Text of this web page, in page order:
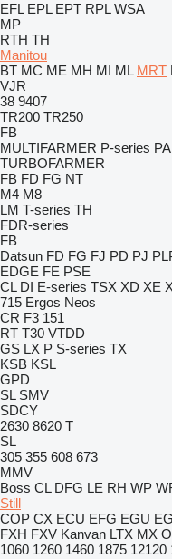
EFL EPL EPT RPL WSA
MP
RTH TH
Manitou
BT MC ME MH MI ML MRT
VJR
38 9407
TR200 TR250
FB
MULTIFARMER P-series
TURBOFARMER
FB FD FG NT
M4 M8
LM T-series TH
FDR-series
FB
Datsun FD FG FJ PD PJ
EDGE FE PSE
CL DI E-series TSX XD XE
715 Ergos Neos
CR F3 151
RT T30 VTDD
GS LX P S-series TX
KSB KSL
GPD
SL SMV
SDCY
2630 8620 T
SL
305 355 608 673
MMV
Boss CL DFG LE RH WP
Still
COP CX ECU EFG EGU
FXH FXV Kanvan LTX MX
1060 1260 1460 1875 12120